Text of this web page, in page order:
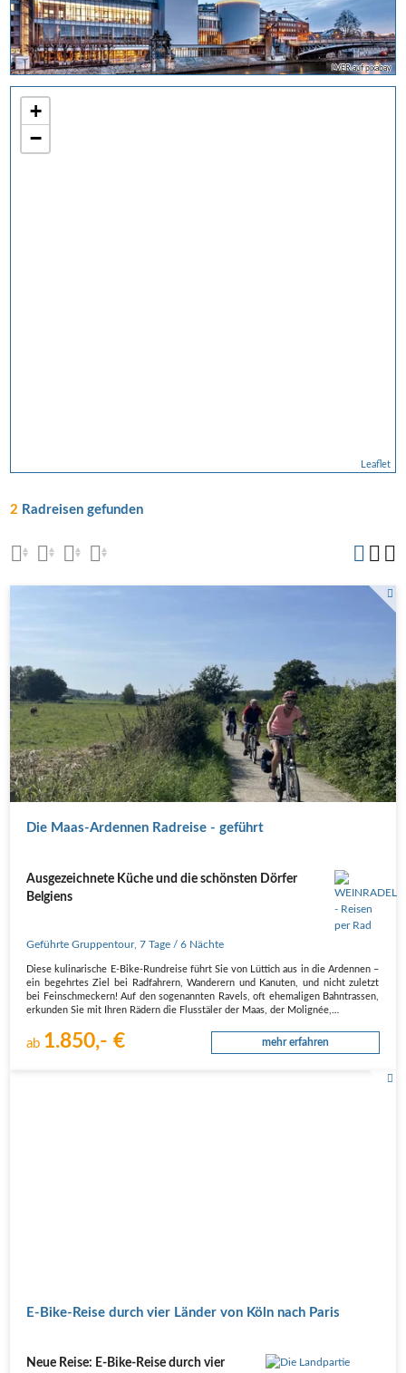
LVER auf pixabay
+
−
Leaflet
2 Radreisen gefunden
Die Maas-Ardennen Radreise - geführt
Ausgezeichnete Küche und die schönsten Dörfer
Belgiens
Geführte Gruppentour,7 Tage / 6 Nächte
Diese kulinarische E-Bike-Rundreise führt Sie von Lüttich aus in die Ardennen –
ein begehrtes Ziel bei Radfahrern, Wanderern und Kanuten, und nicht zuletzt
bei Feinschmeckern! Auf den sogenannten Ravels, oft ehemaligen Bahntrassen,
erkunden Sie mit Ihren Rädern die Flusstäler der Maas, der Molignée,…
ab 1.850,- € mehr erfahren
E-Bike-Reise durch vier Länder von Köln nach Paris
Neue Reise: E-Bike-Reise durch vier